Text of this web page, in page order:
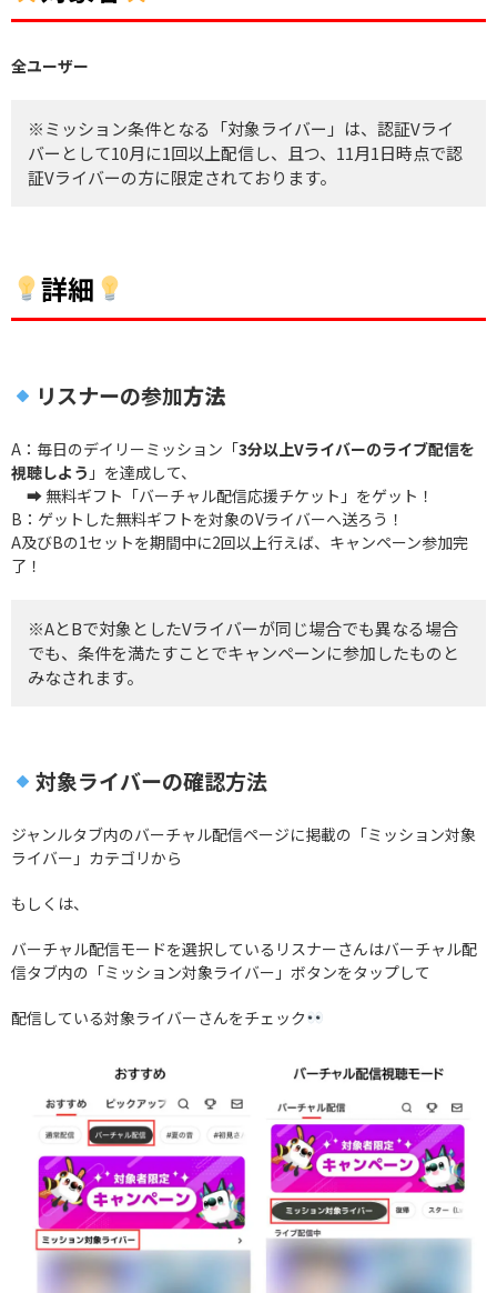
全ユーザー
※ミッション条件となる「対象ライバー」は、認証Vライ
バーとして10月に1回以上配信し、且つ、11月1日時点で認
証Vライバーの方に限定されております。
詳細
リスナーの参加方法
A：毎日のデイリーミッション「3分以上Vライバーのライブ配信を
視聴しよう 」を達成して、
➡ 無料ギフト「バーチャル配信応援チケット」をゲット！
B：ゲットした無料ギフトを対象のVライバーへ送ろう！
A及びBの1セットを期間中に2回以上行えば、キャンペーン参加完
了！
※AとBで対象としたVライバーが同じ場合でも異なる場合
でも、条件を満たすことでキャンペーンに参加したものと
みなされます。
対象ライバーの確認方法
ジャンルタブ内のバーチャル配信ページに掲載の「ミッション対象
ライバー」カテゴリから
もしくは、
バーチャル配信モードを選択しているリスナーさんはバーチャル配
信タブ内の「ミッション対象ライバー」ボタンをタップして
配信している対象ライバーさんをチェック